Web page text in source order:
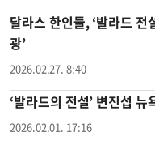
달라스 한인들, ‘발라드 전
광’
2026.02.27. 8:40
‘발라드의 전설’ 변진섭
2026.02.01. 17:16